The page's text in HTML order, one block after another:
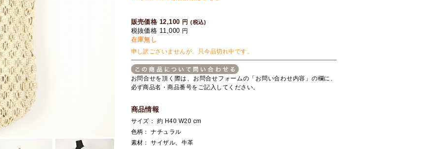
販売価格 12,100 円 (税込)
税抜価格 11,000 円
在庫無し
申し訳ございませんが、只今品切れ中です。
お問合せを頂く際は、お問合せフォームの「お問い合わせ内容」の欄に、
必ず商品名・商品番号をご記入してください。
商品情報
サイズ： 約 H40 W20 cm
色柄： ナチュラル
素材： サイザル、牛革